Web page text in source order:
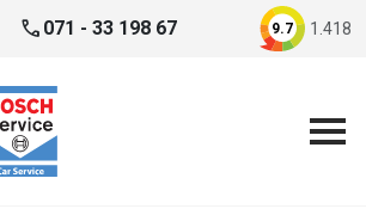
phone 071 - 33 198 67 9.7 1.418